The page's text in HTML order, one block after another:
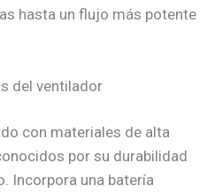
hasta un flujo más potente
del ventilador
con materiales de alta
por su durabilidad
Incorpora una batería